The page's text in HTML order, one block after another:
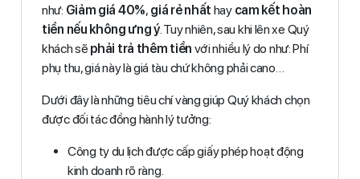
như: Giảm giá 40%, giá rẻ nhất haycam kết hoàn
tiền nếu không ưng ý. Tuy nhiên, sau khi lên xe Quý
khách sẽ phải trả thêm tiền với nhiều lý do như: Phí
phụ thu, giá này là giá tàu chứ không phải cano…
Dưới đây là những tiêu chí vàng giúp Quý khách chọn
được đối tác đồng hành lý tưởng:
Công ty du lịch được cấp giấy phép hoạt động
kinh doanh rõ ràng.